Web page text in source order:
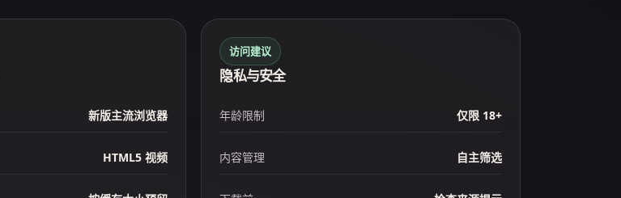
新版主流浏览器
HTML5 视频
访问建议
隐私与安全
年龄限制 仅限 18+
内容管理 自主筛选